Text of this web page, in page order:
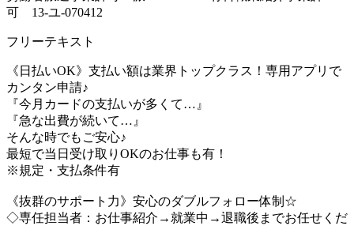
可 13-ユ-070412
フリーテキスト
《日払いOK》支払い額は業界トップクラス！専用アプリで
カンタン申請♪
『今月カードの支払いが多くて…』
『急な出費が続いて…』
そんな時でもご安心♪
最短で当日受け取りOKのお仕事も有！
※規定・支払条件有
《抜群のサポート力》安心のダブルフォロー体制☆
◇専任担当者：お仕事紹介→就業中→退職後までお任せくだ